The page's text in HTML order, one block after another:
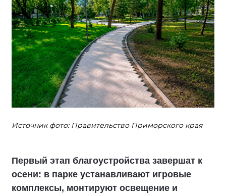
Источник фото: Правительство Приморского края
Первый этап благоустройства завершат к
осени: в парке устанавливают игровые
комплексы, монтируют освещение и